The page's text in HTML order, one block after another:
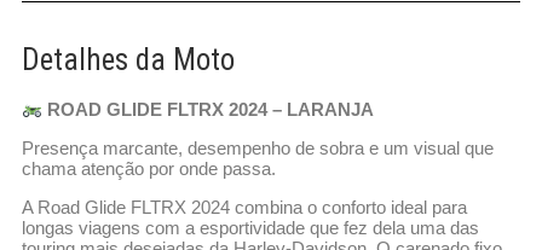
Detalhes da Moto
ROAD GLIDE FLTRX 2024 – LARANJA
Presença marcante, desempenho de sobra e um visual que
chama atenção por onde passa.
A Road Glide FLTRX 2024 combina o conforto ideal para
longas viagens com a esportividade que fez dela uma das